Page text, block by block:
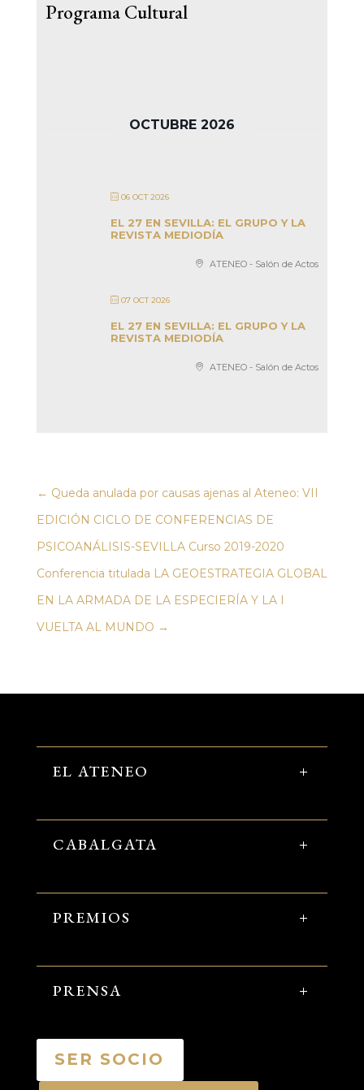
Programa Cultural
OCTUBRE 2026
06 OCT 2026
EL 27 EN SEVILLA: EL GRUPO Y LA
REVISTA MEDIODÍA
ATENEO - Salón de Actos
07 OCT 2026
EL 27 EN SEVILLA: EL GRUPO Y LA
REVISTA MEDIODÍA
ATENEO - Salón de Actos
← Queda anulada por causas ajenas al Ateneo: VII
EDICIÓN CICLO DE CONFERENCIAS DE
PSICOANÁLISIS-SEVILLA Curso 2019-2020
Conferencia titulada LA GEOESTRATEGIA GLOBAL
EN LA ARMADA DE LA ESPECIERÍA Y LA I
VUELTA AL MUNDO →
EL ATENEO
CABALGATA
PREMIOS
PRENSA
SER SOCIO